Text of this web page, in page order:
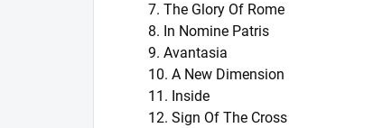
7. The Glory Of Rome
8. In Nomine Patris
9. Avantasia
10. A New Dimension
11. Inside
12. Sign Of The Cross